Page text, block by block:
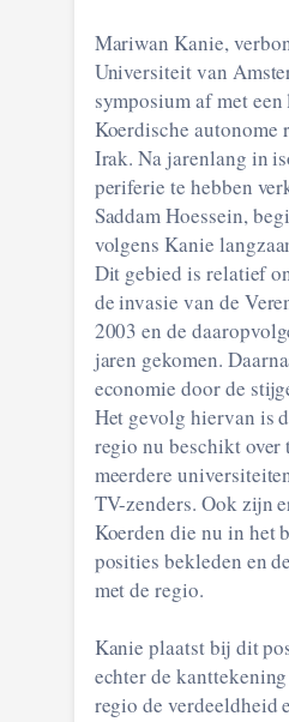
Mariwan Kanie,
Universiteit van
symposium af met
Koerdische autonome
Irak. Na jarenlang in
periferie te hebben
Saddam Hoessein,
volgens Kanie
Dit gebied is relatief
de invasie van de
2003 en de
jaren gekomen.
economie door de
Het gevolg hiervan is
regio nu beschikt over
meerdere
TV-zenders. Ook zijn
Koerden die nu in het
posities bekleden en
met de regio.
Kanie plaatst bij dit
echter de
regio de verdeeldheid